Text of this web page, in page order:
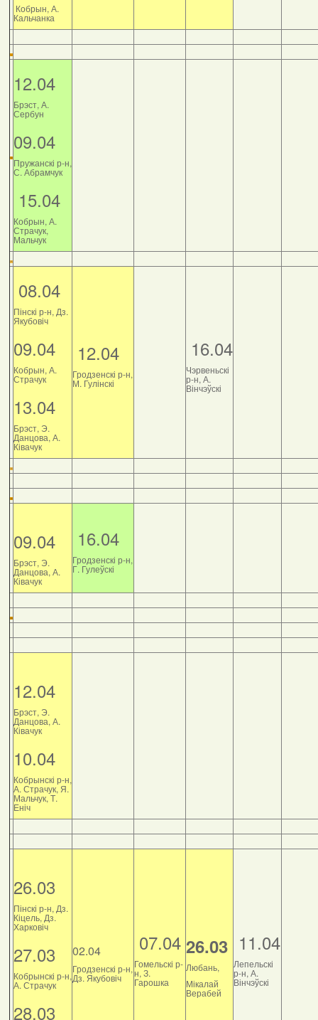
Кобрын, А.
Кальчанка
12.04
Брэст, А.
Сербун
09.04
Пружанскі р-н,
С. Абрамчук
15.04
Кобрын, А.
Страчук,
Мальчук
08.04
Пінскі р-н, Дз.
Якубовіч
09.04
Кобрын, А.
Страчук
13.04
Брэст, Э.
Данцова, А.
Ківачук
12.04
Гродзенскі р-н,
М. Гулінскі
16.04
Чэрвеньскі
р-н, А.
Вінчэўскі
09.04
Брэст, Э.
Данцова, А.
Ківачук
16.04
Гродзенскі р-н,
Г. Гулеўскі
12.04
Брэст, Э.
Данцова, А.
Ківачук
10.04
Кобрынскі р-н,
А. Страчук, Я.
Мальчук, Т.
Еніч
26.03
Пінскі р-н, Дз.
Кіцель, Дз.
Харковіч
27.03
Кобрынскі р-н,
А. Страчук
28.03
02.04
Гродзенскі р-н,
Дз. Якубовіч
07.04
Гомельскі р-
н, З.
Гарошка
26.03
Любань,
Мікалай
Верабей
11.04
Лепельскі
р-н, А.
Вінчэўскі